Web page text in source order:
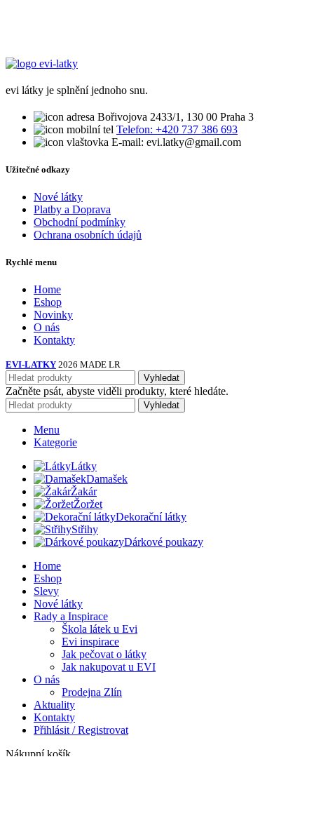
evi látky je splnění jednoho snu.
Bořivojova 2433/1, 130 00 Praha 3
Telefon: +420 737 386 693
E-mail: evi.latky@gmail.com
Užitečné odkazy
Nové látky
Platby a Doprava
Obchodní podmínky
Ochrana osobních údajů
Rychlé menu
Home
Eshop
Novinky
O nás
Kontakty
EVI-LATKY 2026 MADE LR
Vyhledat
Začněte psát, abyste viděli produkty, které hledáte.
Vyhledat
Menu
Kategorie
Látky
Damašek
Žakár
Žoržet
Dekorační látky
Střihy
Dárkové poukazy
Home
Eshop
Slevy
Nové látky
Rady a Inspirace
Škola látek u Evi
Evi inspirace
Jak pečovat o látky
Jak nakupovat u EVI
O nás
Prodejna Zlín
Aktuality
Kontakty
Přihlásit / Registrovat
Nákupní košík